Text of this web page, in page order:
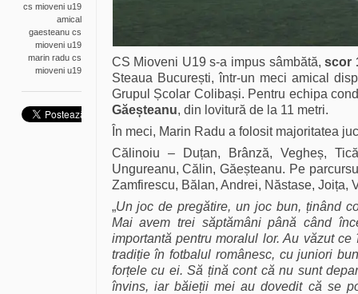
cs mioveni u19
amical
gaesteanu cs
mioveni u19
marin radu cs
mioveni u19
CS Mioveni U19 s-a impus sâmbătă,scor
Steaua București, într-un meci amical
Grupul Școlar Colibași. Pentru echipa
Găeșteanu, din lovitură de la 11 metri.
În meci, Marin Radu a folosit majoritatea
Călinoiu – Duțan, Brânză, Vegheș,
Ungureanu, Călin, Găeșteanu. Pe
Zamfirescu, Bălan, Andrei, Năstase, Joița,
„Un joc de pregătire, un joc bun, ținând
Mai avem trei săptămâni până când
importantă pentru moralul lor. Au văzut
tradiție în fotbalul românesc, cu juniori
forțele cu ei. Să țină cont că nu sunt
învins, iar băieții mei au dovedit că se